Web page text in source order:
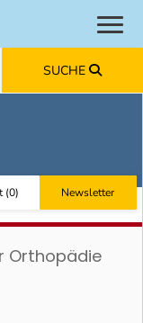
SUCHE
(0) Newsletter
Orthopädie